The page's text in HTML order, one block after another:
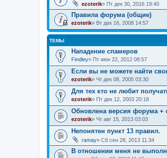
ezoterik» Пт дек 30, 2016 19:40
Правила форума (общие)
ezoterik» Вт дек 16, 2008 14:57
ТЕМЫ
Нападение спамеров
Findley» Пт июн 22, 2012 08:57
Если вы не можете найти
ezoterik» Чт дек 08, 2005 03:30
Для тех кто не любит
ezoterik» Пт дек 12, 2003 20:18
Обновлена версия форума +
ezoterik» Чт авг 15, 2013 03:03
Непонятен пункт 13 правил.
ramay» Сб сен 28, 2013 11:34
В отношении меня не